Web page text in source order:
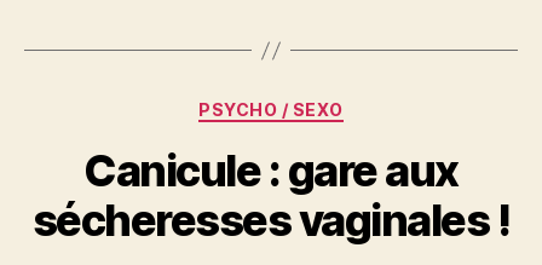
Catégories
PSYCHO / SEXO
Canicule : gare aux
sécheresses vaginales !